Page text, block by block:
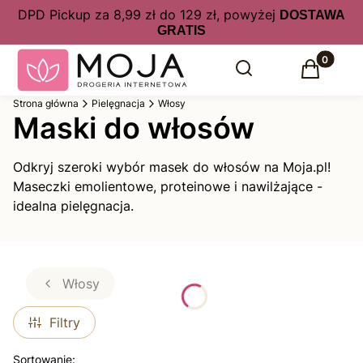
DPD Pickup za 8,99 zł do 129 zł, powyżej DOSTAWA
GRATIS
Otwórz wyszukiwarkę
Szukaj Produkty
Koszyk
Strona główna Pielęgnacja Włosy
Maski do włosów
Odkryj szeroki wybór masek do włosów na Moja.pl!
Maseczki emolientowe, proteinowe i nawilżające -
idealna pielęgnacja.
Włosy
Filtry
Sortowanie: